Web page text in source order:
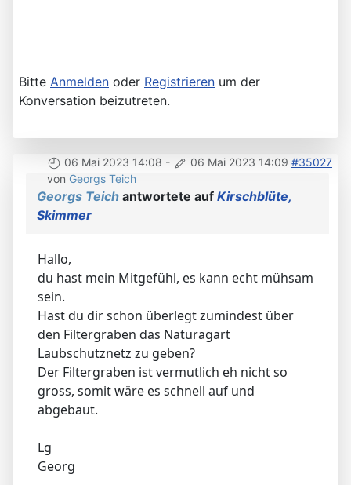
Bitte Anmelden oder Registrieren um der
Konversation beizutreten.
06 Mai 2023 14:08 - 06 Mai 2023 14:09 #35027
von Georgs Teich
Georgs Teich antwortete auf Kirschblüte,
Skimmer
Hallo,
du hast mein Mitgefühl, es kann echt mühsam
sein.
Hast du dir schon überlegt zumindest über
den Filtergraben das Naturagart
Laubschutznetz zu geben?
Der Filtergraben ist vermutlich eh nicht so
gross, somit wäre es schnell auf und
abgebaut.
Lg
Georg